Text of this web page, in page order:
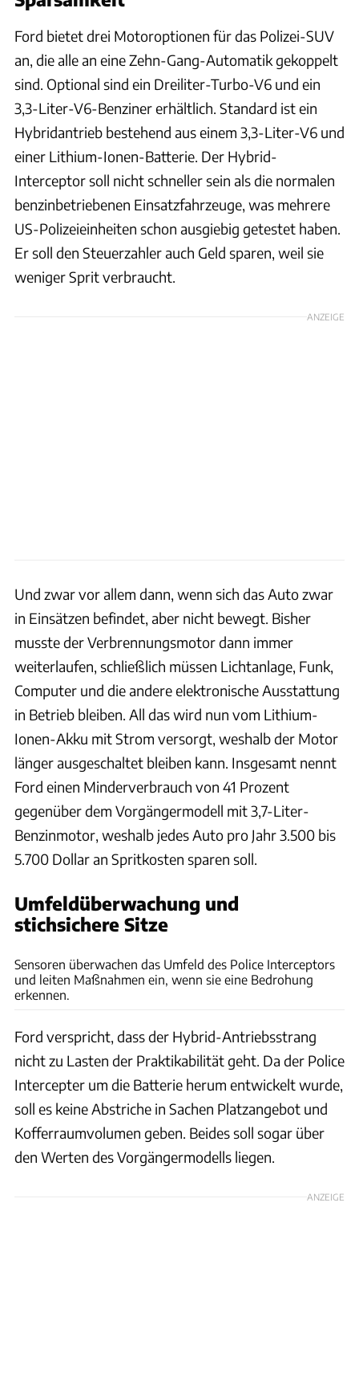
Ford bietet drei Motoroptionen für das Polizei-SUV
an, die alle an eine Zehn-Gang-Automatik gekoppelt
sind. Optional sind ein Dreiliter-Turbo-V6 und ein
3,3-Liter-V6-Benziner erhältlich. Standard ist ein
Hybridantrieb bestehend aus einem 3,3-Liter-V6 und
einer Lithium-Ionen-Batterie. Der Hybrid-
Interceptor soll nicht schneller sein als die normalen
benzinbetriebenen Einsatzfahrzeuge, was mehrere
US-Polizeieinheiten schon ausgiebig getestet haben.
Er soll den Steuerzahler auch Geld sparen, weil sie
weniger Sprit verbraucht.
ANZEIGE
Und zwar vor allem dann, wenn sich das Auto zwar
in Einsätzen befindet, aber nicht bewegt. Bisher
musste der Verbrennungsmotor dann immer
weiterlaufen, schließlich müssen Lichtanlage, Funk,
Computer und die andere elektronische Ausstattung
in Betrieb bleiben. All das wird nun vom Lithium-
Ionen-Akku mit Strom versorgt, weshalb der Motor
länger ausgeschaltet bleiben kann. Insgesamt nennt
Ford einen Minderverbrauch von 41 Prozent
gegenüber dem Vorgängermodell mit 3,7-Liter-
Benzinmotor, weshalb jedes Auto pro Jahr 3.500 bis
5.700 Dollar an Spritkosten sparen soll.
Umfeldüberwachung und
stichsichere Sitze
Sensoren überwachen das Umfeld des Police Interceptors
und leiten Maßnahmen ein, wenn sie eine Bedrohung
erkennen.
Ford verspricht, dass der Hybrid-Antriebsstrang
nicht zu Lasten der Praktikabilität geht. Da der Police
Intercepter um die Batterie herum entwickelt wurde,
soll es keine Abstriche in Sachen Platzangebot und
Kofferraumvolumen geben. Beides soll sogar über
den Werten des Vorgängermodells liegen.
ANZEIGE